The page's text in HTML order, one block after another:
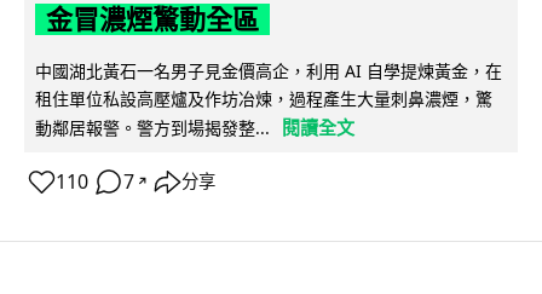
金冒濃煙驚動全區
中國湖北黃石一名男子見金價高企，利用 AI 自學提煉黃金，在
租住單位私設高壓爐及作坊冶煉，過程產生大量刺鼻濃煙，驚
動鄰居報警。警方到場揭發整...
閱讀全文
110 7 ↗ 分享